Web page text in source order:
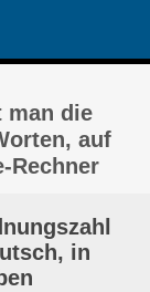
man die
auf
Rechner
in